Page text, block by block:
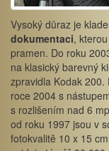
Vysoký důraz je
dokumentaci,
pramen. Do roku
na klasický barevný
zpravidla Kodak
roce 2004 s
s rozlišením nad 6
od roku 1997 jsou v
fotokvalitě 10 x 15